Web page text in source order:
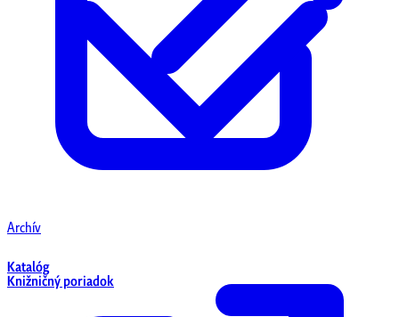
Archív
Katalóg
Knižničný poriadok